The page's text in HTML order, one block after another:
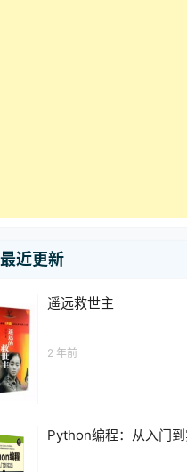
最近更新
遥远救世主
2 年前
Python编程：从入门